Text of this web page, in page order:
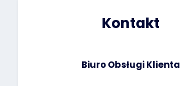
rodo@poleasingowe.pl
Kontakt
Biuro Obsługi Klienta